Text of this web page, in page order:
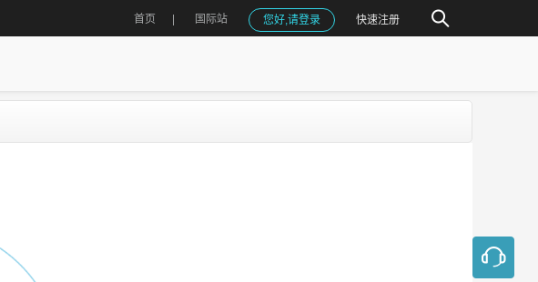
首页 国际站 您好,请登录 快速注册